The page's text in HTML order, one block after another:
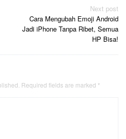
Next post
Cara Mengubah Emoji Android
Jadi iPhone Tanpa Ribet, Semua
HP Bisa!
Required fields are marked *